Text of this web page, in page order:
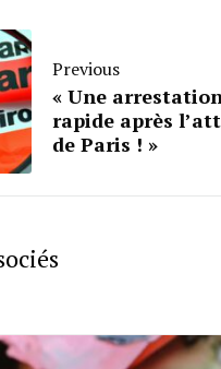
Previous
« Une
rapide après
de Paris ! »